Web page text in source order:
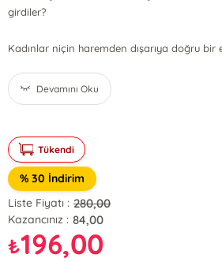
girdiler?
Kadınlar niçin haremden dışarıya doğru
Devamını Oku
Tükendi
% 30 İndirim
Liste Fiyatı : 280,00
Kazancınız : 84,00
₺196,00